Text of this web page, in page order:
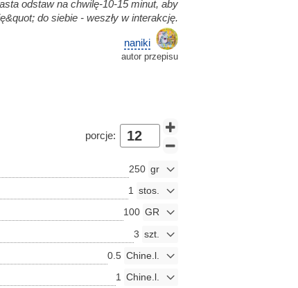
odstaw na chwilę-10-15 minut, aby
do siebie - weszły w interakcję.
naniki
autor przepisu
porcje:
250
1
100
3
0.5
1